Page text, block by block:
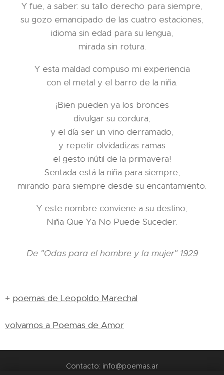
Y fue, a saber: su tallo derecho para siempre,
su gozo emancipado de las cuatro estaciones,
idioma sin edad para su lengua,
mirada sin rotura.
Y esta maldad compuso mi experiencia
con el metal y el barro de la niña.
¡Bien pueden ya los bronces
divulgar su cordura,
y el día ser un vino derramado,
y repetir olvidadizas ramas
el gesto inútil de la primavera!
Sentada está la niña para siempre,
mirando para siempre desde su encantamiento.
Y este nombre conviene a su destino;
Niña Que Ya No Puede Suceder.
De "Odas para el hombre y la mujer" 1929
+ poemas de Leopoldo Marechal
volvamos a Poemas de Amor
Contacto: info@poemas.ar